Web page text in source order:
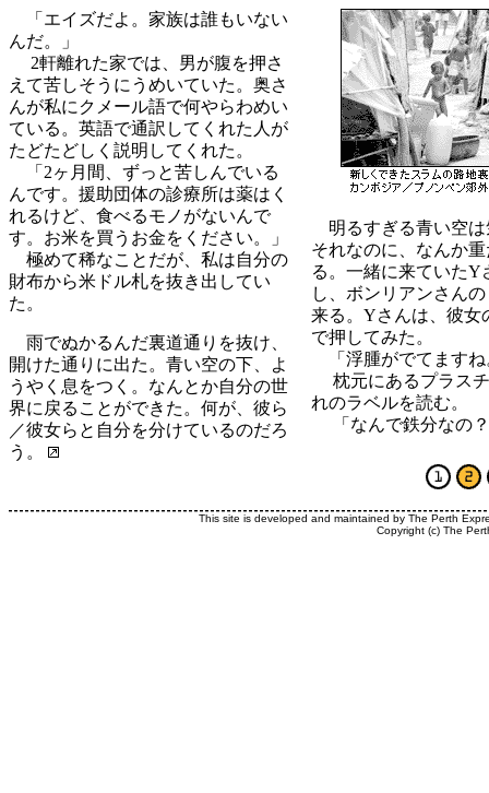
「エイズだよ。家族は誰もいない
んだ。」
2軒離れた家では、男が腹を押さ
えて苦しそうにうめいていた。奥さ
んが私にクメール語で何やらわめい
ている。英語で通訳してくれた人が
たどたどしく説明してくれた。
「2ヶ月間、ずっと苦しんでいる
んです。援助団体の診療所は薬はく
れるけど、食べるモノがないんで
す。お米を買うお金をください。」
極めて稀なことだが、私は自分の
財布から米ドル札を抜き出してい
た。
雨でぬかるんだ裏道通りを抜け、
開けた通りに出た。 青い空の下、よ
うやく息をつく。なんとか自分の世
界に戻ることができた。何が、彼ら
／彼女らと自分を分けているのだろ
う。
明るすぎる青い空は
それなのに、なんか
る。一緒に来ていたY
し、ボンリアンさん
来る。Yさんは、彼女
で押してみた。
「浮腫がでてますね
枕元にあるプラス
れのラベルを読む。
「なんで鉄分なの
This site is developed and maintained by The Perth
Copyright (c) The